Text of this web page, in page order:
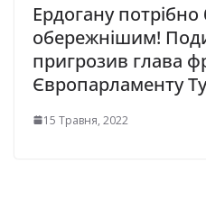
Ердогану потрібно
обережнішим!
пригрозив глава
Європарламенту
15 Травня, 2022